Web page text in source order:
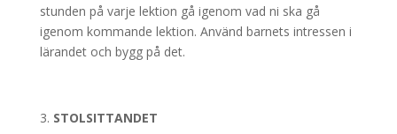
stunden på varje lektion gå igenom vad ni ska gå
igenom kommande lektion. Använd barnets intressen i
lärandet och bygg på det.
STOLSITTANDET